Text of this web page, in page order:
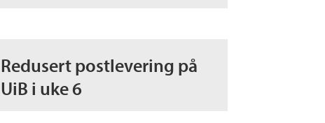
Redusert postlevering på
UiB i uke 6